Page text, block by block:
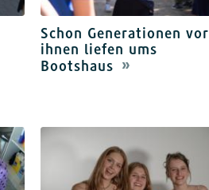
Schon Generationen vor
ihnen liefen ums
Bootshaus